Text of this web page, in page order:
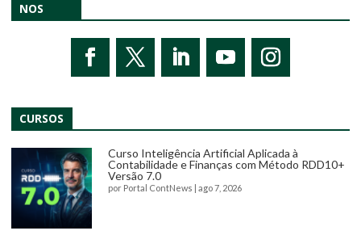
NOS
CURSOS
Curso Inteligência Artificial Aplicada à
Contabilidade e Finanças com Método RDD10+
Versão 7.0
por Portal ContNews ago 7, 2026